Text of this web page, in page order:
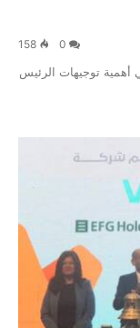
158
أهمية توجيهات الرئيس